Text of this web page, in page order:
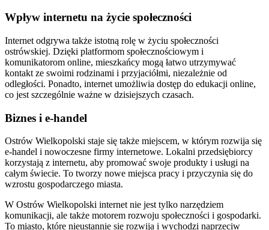
Wpływ internetu na życie społeczności
Internet odgrywa także istotną rolę w życiu społeczności
ostrówskiej. Dzięki platformom społecznościowym i
komunikatorom online, mieszkańcy mogą łatwo utrzymywać
kontakt ze swoimi rodzinami i przyjaciółmi, niezależnie od
odległości. Ponadto, internet umożliwia dostęp do edukacji online,
co jest szczególnie ważne w dzisiejszych czasach.
Biznes i e-handel
Ostrów Wielkopolski staje się także miejscem, w którym rozwija się
e-handel i nowoczesne firmy internetowe. Lokalni przedsiębiorcy
korzystają z internetu, aby promować swoje produkty i usługi na
całym świecie. To tworzy nowe miejsca pracy i przyczynia się do
wzrostu gospodarczego miasta.
W Ostrów Wielkopolski internet nie jest tylko narzędziem
komunikacji, ale także motorem rozwoju społeczności i gospodarki.
To miasto, które nieustannie się rozwija i wychodzi naprzeciw